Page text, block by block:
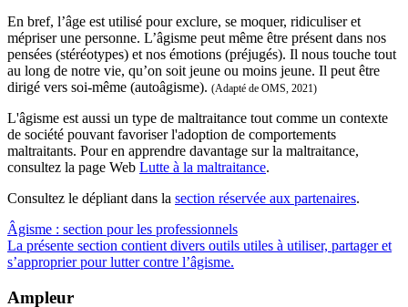
En bref, l’âge est utilisé pour exclure, se moquer, ridiculiser et
mépriser une personne. L’âgisme peut même être présent dans nos
pensées (stéréotypes) et nos émotions (préjugés). Il nous touche tout
au long de notre vie, qu’on soit jeune ou moins jeune. Il peut être
dirigé vers soi-même (autoâgisme). (Adapté de OMS, 2021)
L'âgisme est aussi un type de maltraitance tout comme un contexte
de société pouvant favoriser l'adoption de comportements
maltraitants. Pour en apprendre davantage sur la maltraitance,
consultez la page Web Lutte à la maltraitance.
Consultez le dépliant dans la section réservée aux partenaires.
Âgisme : section pour les professionnels
La présente section contient divers outils utiles à utiliser, partager et
s’approprier pour lutter contre l’âgisme.
Ampleur